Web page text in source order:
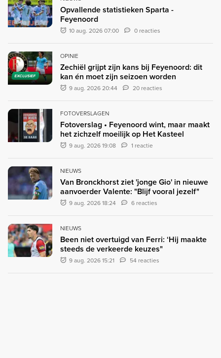
Opvallende statistieken Sparta -
Feyenoord
10 aug. 2026 07:00 0 reacties
EXCLUSIEF
OPINIE
Zechiël grijpt zijn kans bij Feyenoord: dit
kan én moet zijn seizoen worden
9 aug. 2026 20:44 20 reacties
FOTOVERSLAGEN
Fotoverslag • Feyenoord wint, maar maakt
het zichzelf moeilijk op Het Kasteel
9 aug. 2026 19:08 1 reactie
NIEUWS
Van Bronckhorst ziet 'jonge Gio' in nieuwe
aanvoerder Valente: "Blijf vooral jezelf"
9 aug. 2026 18:24 6 reacties
NIEUWS
Been niet overtuigd van Ferri: ‘Hij maakte
steeds de verkeerde keuzes"
9 aug. 2026 15:21 54 reacties